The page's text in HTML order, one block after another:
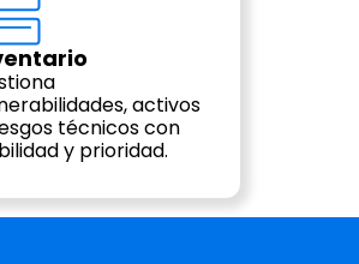
activos
técnicos con
y prioridad.